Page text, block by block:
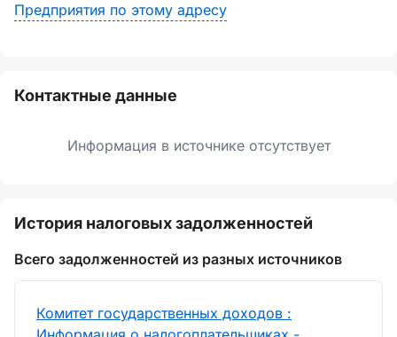
Предприятия по этому адресу
Контактные данные
Информация в источнике отсутствует
История налоговых задолженностей
Всего задолженностей из разных источников
Комитет государственных доходов :